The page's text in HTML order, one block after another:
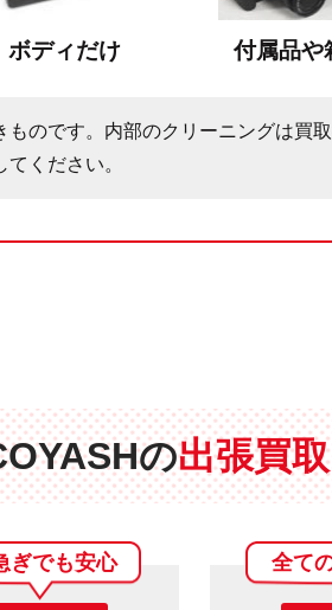
ボディだけ 付属品や
のです。内部のクリーニングは買
ください。
の出張買取
ぎでも安心 全て